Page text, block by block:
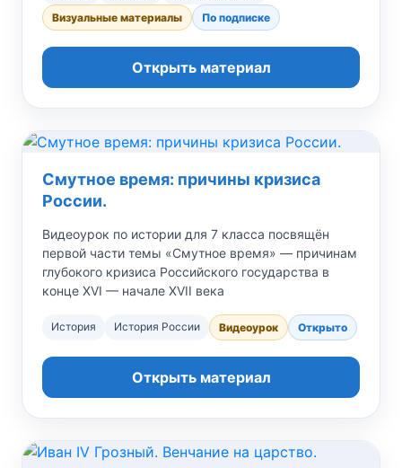
Визуальные материалы
По подписке
Открыть материал
Смутное время: причины кризиса
России.
Видеоурок по истории для 7 класса посвящён
первой части темы «Смутное время» — причинам
глубокого кризиса Российского государства в
конце XVI — начале XVII века
История История России Видеоурок Открыто
Открыть материал